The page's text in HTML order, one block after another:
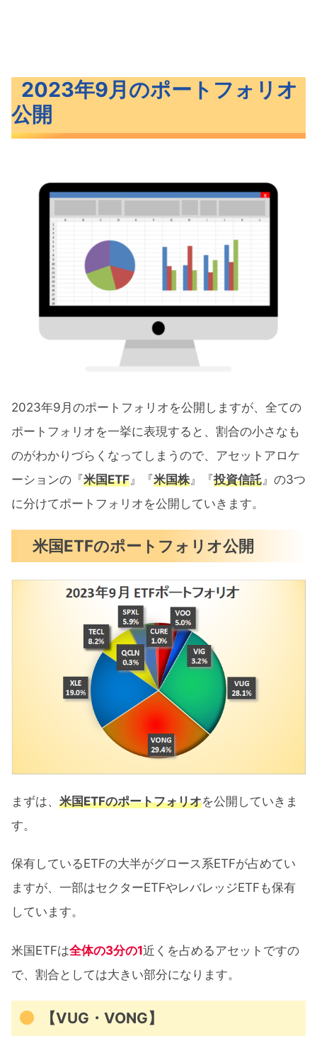
2023年9月のポートフォリオ
公開
2023年9月のポートフォリオを公開しますが、全ての
ポートフォリオを一挙に表現すると、割合の小さなも
のがわかりづらくなってしまうので、アセットアロケ
ーションの『米国ETF 』『米国株 』『投資信託 』の3つ
に分けてポートフォリオを公開していきます。
米国ETFのポートフォリオ公開
まずは、 米国ETFのポートフォリオを公開していきま
す。
保有しているETFの大半がグロース系ETFが占めてい
ますが、一部はセクターETFやレバレッジETFも保有
しています。
米国ETFは全体の3分の1近くを占めるアセットですの
で、割合としては大きい部分になります。
【VUG・VONG】